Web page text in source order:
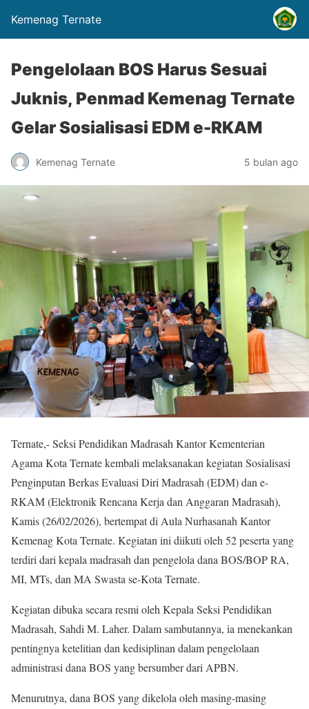
Kemenag Ternate
Pengelolaan BOS Harus Sesuai
Juknis, Penmad Kemenag Ternate
Gelar Sosialisasi EDM e-RKAM
Kemenag Ternate 5 bulan ago
Ternate,- Seksi Pendidikan Madrasah Kantor Kementerian
Agama Kota Ternate kembali melaksanakan kegiatan Sosialisasi
Penginputan BerkasEvaluasi Diri Madrasah (EDM) dan e-
RKAM (Elektronik Rencana Kerja dan Anggaran Madrasah),
Kamis (26/02/2026), bertempat di Aula Nurhasanah Kantor
Kemenag Kota Ternate. Kegiatan ini diikuti oleh 52 peserta yang
terdiri dari kepala madrasah dan pengelola dana BOS/BOP RA,
MI, MTs, dan MA Swasta se-Kota Ternate.
Kegiatan dibuka secara resmi oleh Kepala Seksi Pendidikan
Madrasah, Sahdi M. Laher. Dalam sambutannya, ia menekankan
pentingnya ketelitian dan kedisiplinan dalam pengelolaan
administrasi dana BOS yang bersumber dari APBN.
Menurutnya, dana BOS yang dikelola oleh masing-masing